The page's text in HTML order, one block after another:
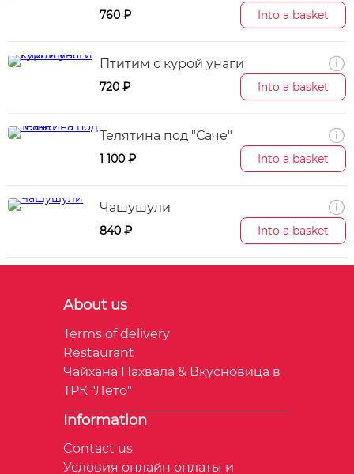
760 ₽ Into a basket
Птитим с курой унаги
720 ₽ Into a basket
Телятина под "Саче"
1 100 ₽ Into a basket
Чашушули
840 ₽ Into a basket
About us
Terms of delivery
Restaurant
Чайхана Пахвала & Вкусновица в
ТРК "Лето"
Information
Contact us
Условия онлайн оплаты и